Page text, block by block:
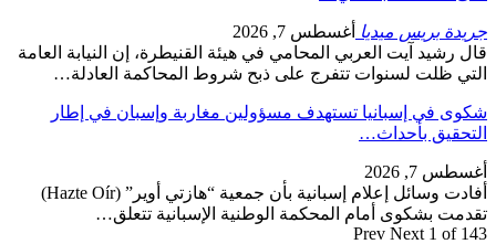
جريدة بريس ميديا أغسطس 7, 2026
قال رشيد آيت العربي المحامي في هيئة القنيطرة، إن النيابة العامة
التي ظلت لسنوات تتفرج على ذبح شروط المحاكمة العادلة…
شكوى في إسبانيا تستهدف مسؤولين مغاربة وإسبان في إطار
التحقيق بأحداث…
أغسطس 7, 2026
أفادت وسائل إعلام إسبانية بأن جمعية “هازتي أوير” (Hazte Oír)
تقدمت بشكوى أمام المحكمة الوطنية الإسبانية تتعلق…
Prev Next 1 of 143